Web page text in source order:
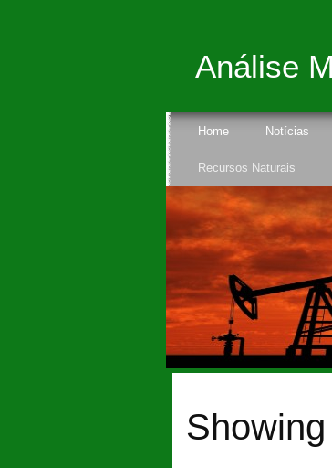
Análise
Home Notícias
Recursos Naturais